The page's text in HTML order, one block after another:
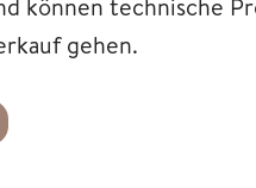
gehen.